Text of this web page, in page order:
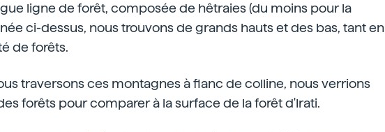
ligne de forêt, composée de hêtraies (du moins pour la
ci-dessus, nous trouvons de grands hauts et des bas, tant en
de forêts.
traversons ces montagnes à flanc de colline, nous verrions
forêts pour comparer à la surface de la forêt d'Irati.